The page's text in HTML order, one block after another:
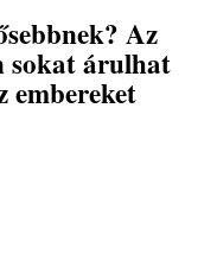
Az
sokat árulhat
embereket